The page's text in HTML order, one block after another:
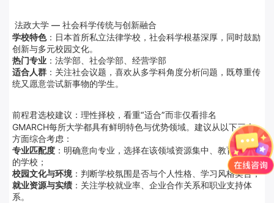
法政大学 — 社会科学传统与创新融合
学校特色：日本首所私立法律学校，社会科学根基深厚，同时鼓励
创新与多元校园文化。
热门专业 ：法学部、社会学部、经营学部
适合人群 ：关注社会议题，喜欢从多学科角度分析问题，既尊重传
统又愿意尝试新事物的学生。
前程君选校建议：理性择校，看重“适合”而非仅看排名
GMARCH每所大学都具有鲜明特色与优势领域。建议从以下三个
方面综合考虑：
专业匹配度 ：明确意向专业，选择在该领域资源集中、教育实力强
的学校；
校园文化与环境 ：判断学校氛围是否与个人性格、学习风格契合；
就业资源与实绩 ：关注学校就业率、企业合作关系和职业支持体
系。